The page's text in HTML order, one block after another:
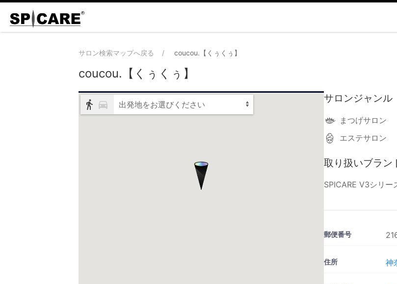
サロン検索マップへ戻る coucou.【くぅくぅ】
coucou.【くぅくぅ】
出発地をお選びください
サロンジャンル
まつげサロン
エステサロン
取り扱いブラン
SPICARE V3シリー
郵便番号
住所 神